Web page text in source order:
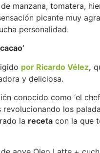
manzana, tomatera,
picante muy
personalidad.
por Ricardo Vélez,
y deliciosa.
conocido como ‘el
los
la receta con la que